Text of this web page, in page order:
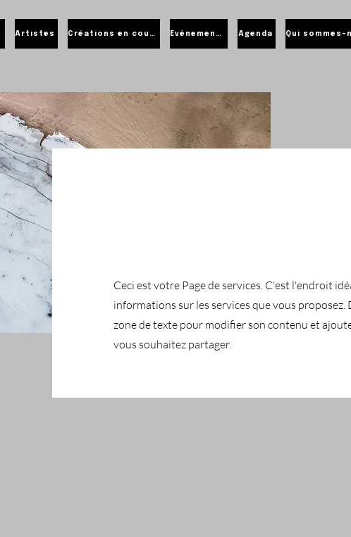
Artistes Créations en cours Évènements Agenda
Ceci est votre Page de services. C'est l'endroit
informations sur les services que vous proposez.
zone de texte pour modifier son contenu et
vous souhaitez partager.